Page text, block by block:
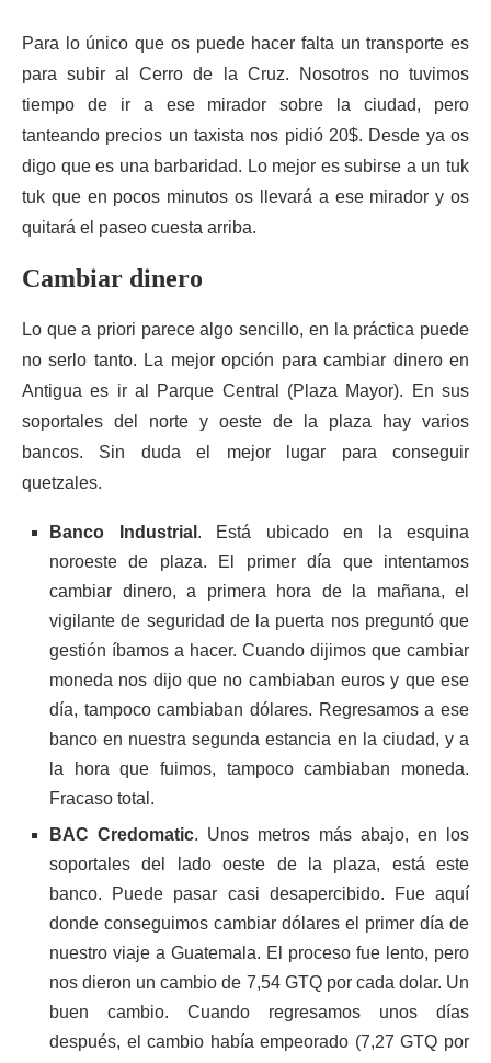
Para lo único que os puede hacer falta un transporte es
para subir al Cerro de la Cruz. Nosotros no tuvimos
tiempo de ir a ese mirador sobre la ciudad, pero
tanteando precios un taxista nos pidió 20$. Desde ya os
digo que es una barbaridad. Lo mejor es subirse a un tuk
tuk que en pocos minutos os llevará a ese mirador y os
quitará el paseo cuesta arriba.
Cambiar dinero
Lo que a priori parece algo sencillo, en la práctica puede
no serlo tanto. La mejor opción para cambiar dinero en
Antigua es ir al Parque Central (Plaza Mayor). En sus
soportales del norte y oeste de la plaza hay varios
bancos. Sin duda el mejor lugar para conseguir
quetzales.
Banco Industrial . Está ubicado en la esquina
noroeste de plaza. El primer día que intentamos
cambiar dinero, a primera hora de la mañana, el
vigilante de seguridad de la puerta nos preguntó que
gestión íbamos a hacer. Cuando dijimos que cambiar
moneda nos dijo que no cambiaban euros y que ese
día, tampoco cambiaban dólares. Regresamos a ese
banco en nuestra segunda estancia en la ciudad, y a
la hora que fuimos, tampoco cambiaban moneda.
Fracaso total.
BAC Credomatic. Unos metros más abajo, en los
soportales del lado oeste de la plaza, está este
banco. Puede pasar casi desapercibido. Fue aquí
donde conseguimos cambiar dólares el primer día de
nuestro viaje a Guatemala. El proceso fue lento, pero
nos dieron un cambio de 7,54 GTQ por cada dolar. Un
buen cambio. Cuando regresamos unos días
después, el cambio había empeorado (7,27 GTQ por